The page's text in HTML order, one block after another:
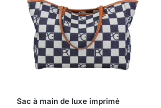
Sac à main de luxe imprimé